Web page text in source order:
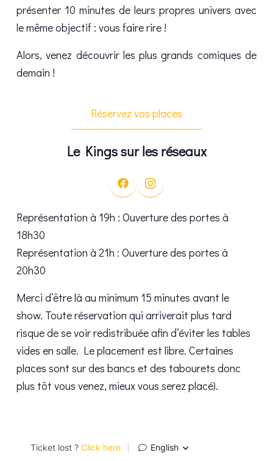
présenter 10 minutes de leurs propres univers avec
le même objectif : vous faire rire !
Alors, venez découvrir les plus grands comiques de
demain !
Réservez vos places
Le Kings sur les réseaux
Représentation à 19h : Ouverture des portes à
18h30
Représentation à 21h : Ouverture des portes à
20h30
Merci d’être là au minimum 15 minutes avant le
show. Toute réservation qui arriverait plus tard
risque de se voir redistribuée afin d’éviter les tables
vides en salle. Le placement est libre. Certaines
places sont sur des bancs et des tabourets donc
plus tôt vous venez, mieux vous serez placé).